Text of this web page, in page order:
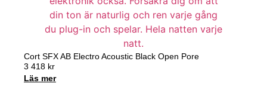
Cort SFX AB Electro Acoustic Black Open Pore
3 418 kr
Läs mer